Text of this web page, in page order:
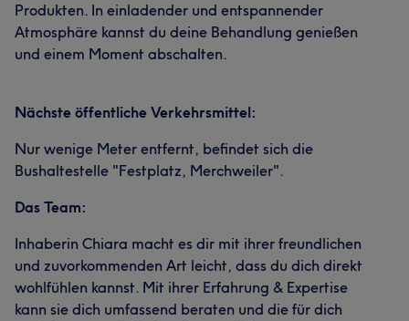
Produkten. In einladender und entspannender
Atmosphäre kannst du deine Behandlung genießen
und einem Moment abschalten.
Nächste öffentliche Verkehrsmittel:
Nur wenige Meter entfernt, befindet sich die
Bushaltestelle "Festplatz, Merchweiler".
Das Team:
Inhaberin Chiara macht es dir mit ihrer freundlichen
und zuvorkommenden Art leicht, dass du dich direkt
wohlfühlen kannst. Mit ihrer Erfahrung & Expertise
kann sie dich umfassend beraten und die für dich